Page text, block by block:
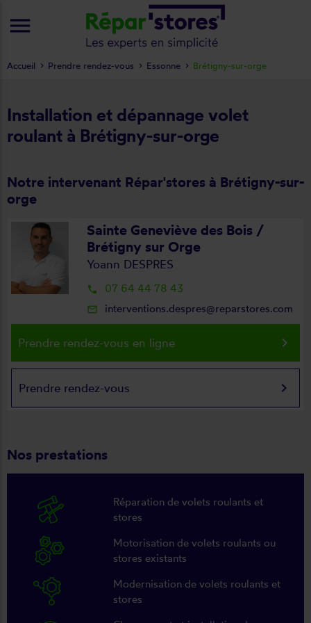
Installation et dépannage volet
roulant à Brétigny-sur-orge
Notre intervenant Répar'stores à Brétigny-sur-
orge
Sainte Geneviève des Bois /
Brétigny sur Orge
Yoann DESPRES
local_phone 07 64 44 78 43
mail_outline interventions.despres@reparstores.com
Prendre rendez-vous en ligne keyboard_arrow_right
Prendre rendez-vous keyboard_arrow_right
Nos prestations
Réparation de volets roulants et
stores
Motorisation de volets roulants ou
stores existants
Modernisation de volets roulants et
stores
Accueil Prendre rendez-vous Essonne Brétigny-sur-orge
menu